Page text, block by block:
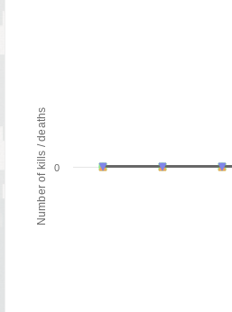
Number of kills / deaths 0